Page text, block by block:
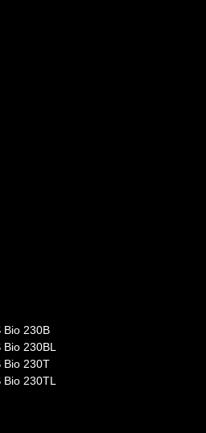
Bio 230B
Bio 230BL
Bio 230T
Bio 230TL